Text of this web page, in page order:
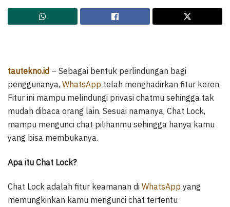
tautekno.id – Sebagai bentuk perlindungan bagi
penggunanya, WhatsApp telah menghadirkan fitur keren.
Fitur ini mampu melindungi privasi chatmu sehingga tak
mudah dibaca orang lain. Sesuai namanya, Chat Lock,
mampu mengunci chat pilihanmu sehingga hanya kamu
yang bisa membukanya.
Apa itu Chat Lock?
Chat Lock adalah fitur keamanan di WhatsApp yang
memungkinkan kamu mengunci chat tertentu